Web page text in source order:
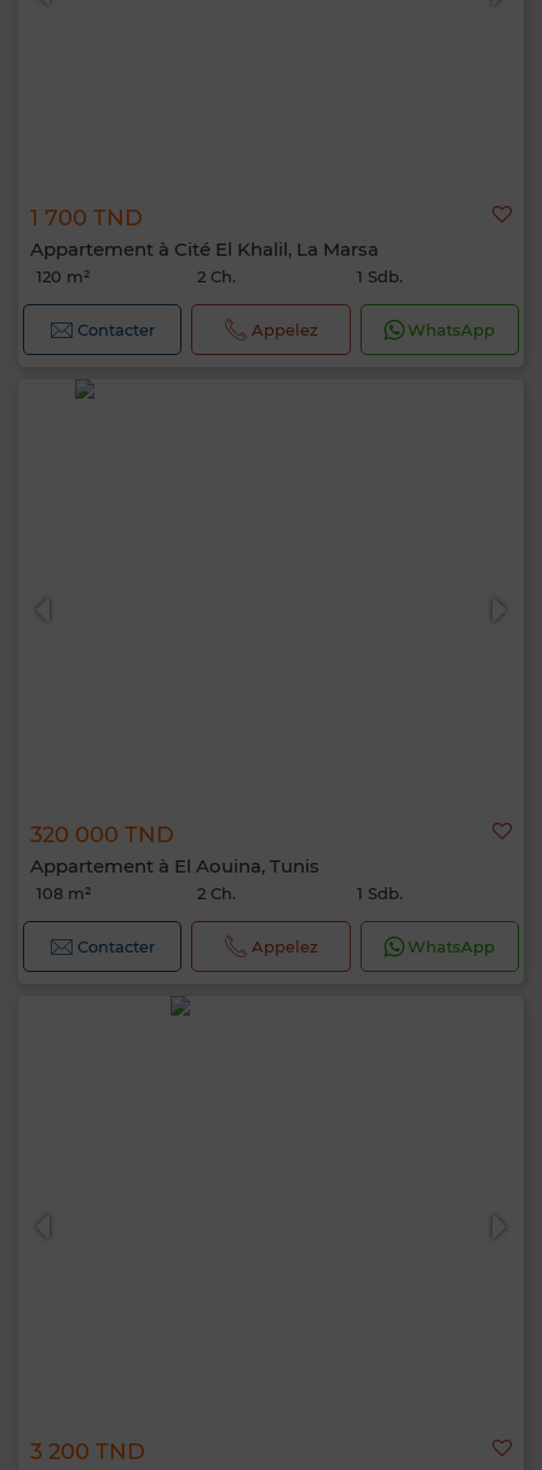
1 700 TND
Appartement à Cité El Khalil, La Marsa
120 m² 2 Ch. 1 Sdb.
Contacter Appelez WhatsApp
320 000 TND
Appartement à El Aouina, Tunis
108 m² 2 Ch. 1 Sdb.
Contacter Appelez WhatsApp
3 200 TND